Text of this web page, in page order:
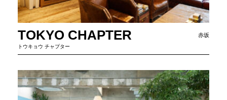
TOKYO CHAPTER
トウキョウ チャプター
赤坂